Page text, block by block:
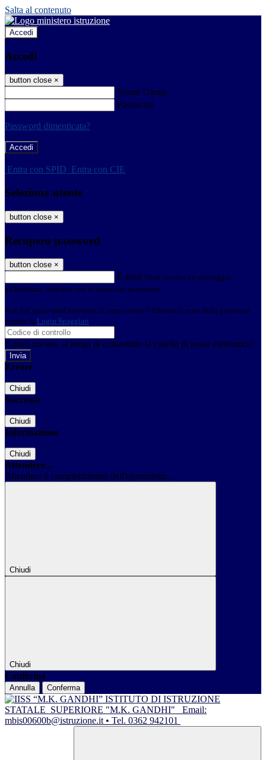
Salta al contenuto
Accedi
Accedi
button close ×
Nome Utente
Password
Password dimenticata?
-
Entra con SPID Entra con CIE
Seleziona utente
button close ×
Recupero password
button close ×
E-mail Verrà inviato un messaggio
all'indirizzo indicato con le istruzioni necessarie.
Non hai una e-mail associata al nome utente? Effettua il reset della password
tramite la Login Spaggiari
E-mail inviata, si prega di controllare la casella di posta elettronica!
Errore
Chiudi
Successo
Chiudi
Informazione
Chiudi
Attendere...
Attendere il completamento dell'operazione...
Chiudi
Chiudi
Conferma
Annulla Conferma
ISTITUTO DI ISTRUZIONE
STATALE SUPERIORE "M.K. GANDHI"
Email:
mbis00600b@istruzione.it • Tel. 0362 942101